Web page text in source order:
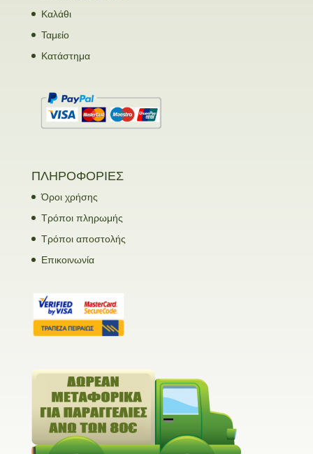
Καλάθι
Ταμείο
Κατάστημα
ΠΛΗΡΟΦΟΡΙΕΣ
Όροι χρήσης
Τρόποι πληρωμής
Τρόποι αποστολής
Επικοινωνία